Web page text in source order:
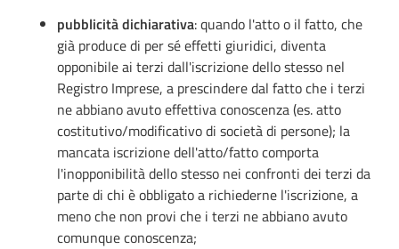
pubblicità dichiarativa: quando l'atto o il fatto, che
già produce di per sé effetti giuridici, diventa
opponibile ai terzi dall'iscrizione dello stesso nel
Registro Imprese, a prescindere dal fatto che i terzi
ne abbiano avuto effettiva conoscenza (es. atto
costitutivo/modificativo di società di persone); la
mancata iscrizione dell'atto/fatto comporta
l'inopponibilità dello stesso nei confronti dei terzi da
parte di chi è obbligato a richiederne l'iscrizione, a
meno che non provi che i terzi ne abbiano avuto
comunque conoscenza;